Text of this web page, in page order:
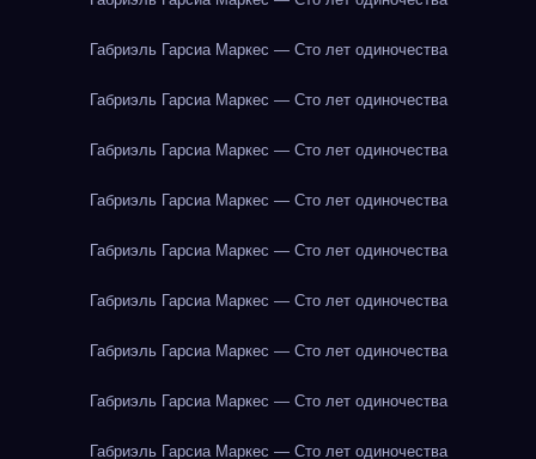
Габриэль Гарсиа Маркес — Сто лет одиночества
Габриэль Гарсиа Маркес — Сто лет одиночества
Габриэль Гарсиа Маркес — Сто лет одиночества
Габриэль Гарсиа Маркес — Сто лет одиночества
Габриэль Гарсиа Маркес — Сто лет одиночества
Габриэль Гарсиа Маркес — Сто лет одиночества
Габриэль Гарсиа Маркес — Сто лет одиночества
Габриэль Гарсиа Маркес — Сто лет одиночества
Габриэль Гарсиа Маркес — Сто лет одиночества